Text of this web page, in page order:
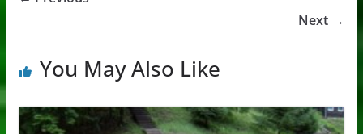
Next →
You May Also Like